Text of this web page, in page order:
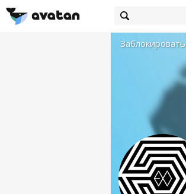
Заблокировать